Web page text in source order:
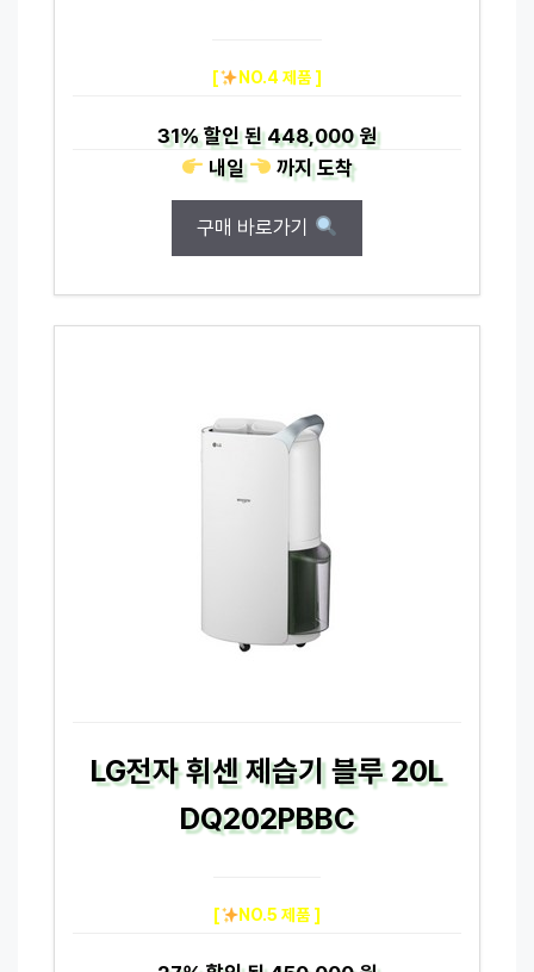
[ NO.4 제품 ]
31%할인 된448,000 원
내일
까지도착
구매 바로가기
LG전자 휘센 제습기 블루 20L
DQ202PBBC
[ NO.5 제품 ]